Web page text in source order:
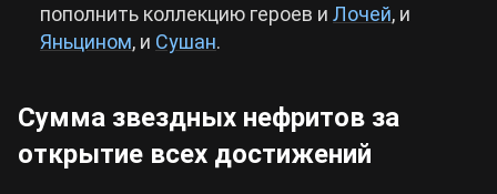
пополнить коллекцию героев и Лочей, и
Яньцином, и Сушан.
Сумма звездных нефритов за
открытие всех достижений